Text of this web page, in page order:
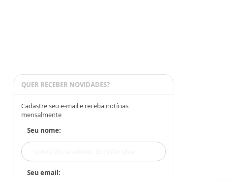
QUER RECEBER NOVIDADES?
Cadastre seu e-mail e receba notícias
mensalmente
Seu nome:
Seu email: